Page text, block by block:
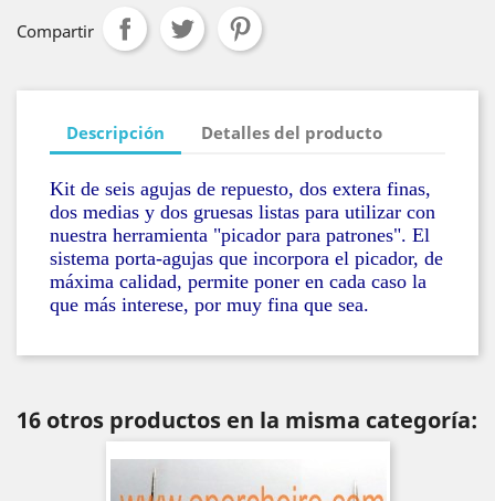
Compartir
Descripción Detalles del producto
Kit de seis agujas de repuesto, dos extera finas,
dos medias y dos gruesas listas para utilizar con
nuestra herramienta "picador para patrones". El
sistema porta-agujas que incorpora el picador, de
máxima calidad, permite poner en cada caso la
que más interese, por muy fina que sea.
16 otros productos en la misma categoría: